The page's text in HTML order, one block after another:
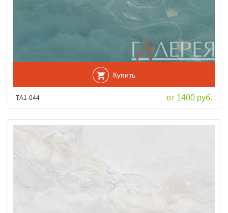
Купить
ТА1-044 от 1400 руб.